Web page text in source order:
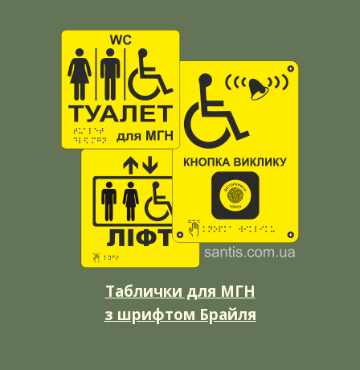
Таблички для МГН
з шрифтом Брайля